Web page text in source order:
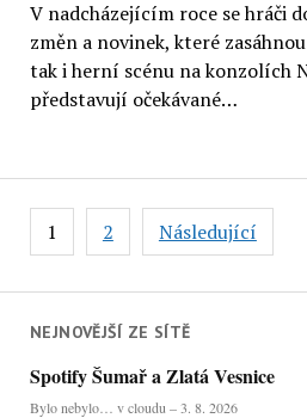
NEJNOVĚJŠÍ ZE SÍTĚ
Spotify Šumař a Zlatá Vesnice
Bylo nebylo… v cloudu – 3. 8. 2026
V nadcházejícím roce se hráči
změn a novinek, které
tak i herní scénu na konzolích
představují očekávané…
Stránkování
příspěvků
1 2 Následující